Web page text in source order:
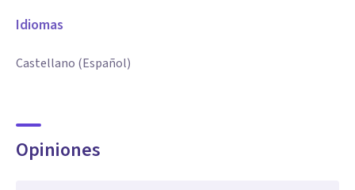
Idiomas
Castellano (Español)
Opiniones